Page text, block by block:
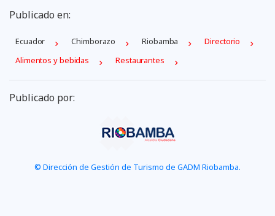
Publicado en:
Ecuador Chimborazo Riobamba
Directorio
Alimentos y bebidas
Restaurantes
Publicado por:
© Dirección de Gestión de Turismo de GADM Riobamba.